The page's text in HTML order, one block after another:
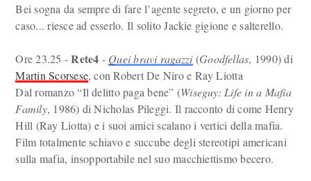
Bei sogna da sempre di fare l’agente segreto, e un giorno per
caso... riesce ad esserlo. Il solito Jackie gigione e salterello.
Ore 23.25 -Rete4 - Quei bravi ragazzi(Goodfellas, 1990) di
Martin Scorsese, con Robert De Niro e Ray Liotta
Dal romanzo “Il delitto paga bene” (Wiseguy: Life in a Mafia
Family, 1986) di Nicholas Pileggi. Il racconto di come Henry
Hill (Ray Liotta) e i suoi amici scalano i vertici della mafia.
Film totalmente schiavo e succube degli stereotipi americani
sulla mafia, insopportabile nel suo macchiettismo becero.